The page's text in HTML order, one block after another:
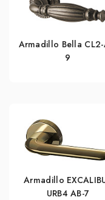
Armadillo Bella CL2-
9
Armadillo
URB4 АВ-7